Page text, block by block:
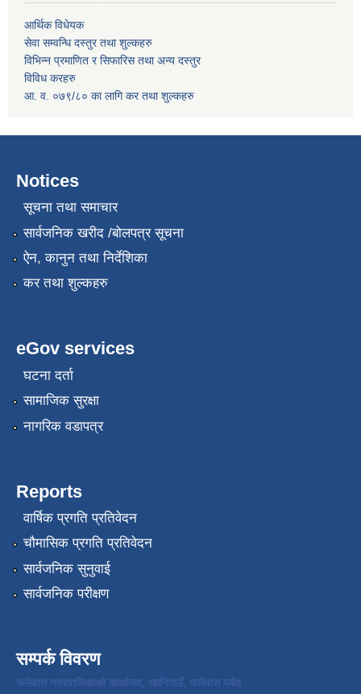
आर्थिक विधेयक
सेवा सम्वन्धि दस्तुर तथा शुल्कहरु
विभिन्न प्रमाणित र सिफारिस तथा अन्य दस्तुर
विविध करहरु
आ. व. ०७९/८० का लागि कर तथा शुल्कहरु
Notices
सूचना तथा समाचार
सार्वजनिक खरीद /बोलपत्र सूचना
ऐन, कानुन तथा निर्देशिका
कर तथा शुल्कहरु
eGov services
घटना दर्ता
सामाजिक सुरक्षा
नागरिक वडापत्र
Reports
वार्षिक प्रगति प्रतिवेदन
चौमासिक प्रगति प्रतिवेदन
सार्वजनिक सुनुवाई
सार्वजनिक परीक्षण
सम्पर्क विवरण
फलेवास नगरपालिकाको कार्यालय, खानिगाउँ, फलेवास पर्बत